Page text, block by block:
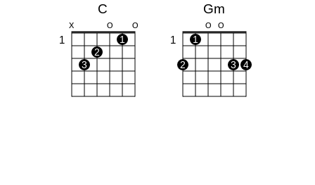
C
X O O
1
1
2
3
Gm
O O
1 1
2 3 4